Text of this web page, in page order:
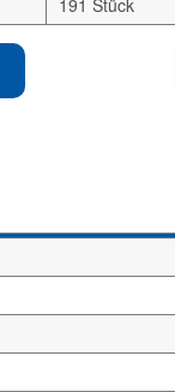
191 Stück